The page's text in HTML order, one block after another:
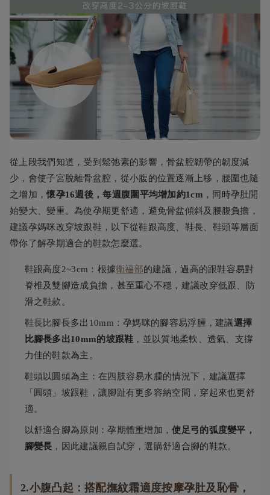
從上段我們知道，受到鬆弛素的影響，骨盆腔韌帶的韌度減
少，會使子宮脫離骨盆腔，從小腹的位置逐漸上移，腰圍也隨
之增加，懷孕16週後，每週腹圍平均增加約1cm ，同時孕肚開
始變大、變重。為使孕期更舒適，避免骨盆傾斜及腰腹負擔，
建議孕媽咪改穿坡跟鞋，以下從鞋跟高度、鞋長、鞋頭等層面
帶你了解孕期適合的鞋款怎麼選。
鞋跟高度2~3cm：根據衛福部的建議，過高的跟鞋容易對
脊椎及雙腳造成負擔，甚至重心不穩，建議改穿低跟、防
滑之鞋款。
鞋長比腳長多出10mm：孕媽咪的腳容易浮腫，建議選擇
比腳長多出10mm的坡跟鞋 ，並以質地柔軟、透氣、支撐
力佳的鞋款為主。
鞋頭以圓頭為主：在四肢容易水腫的情況下，建議選擇
「圓頭」坡跟鞋，讓腳趾有更多容納空間，穿起來也更舒
適。
以舒適合腳為原則：孕期體重增加，使足弓的弧度變平，
腳變長 ，因此建議親自試穿，選購舒適合腳的鞋款。
2.小腹凸起：搭配撫紋霜適度按摩孕肚及恥骨，